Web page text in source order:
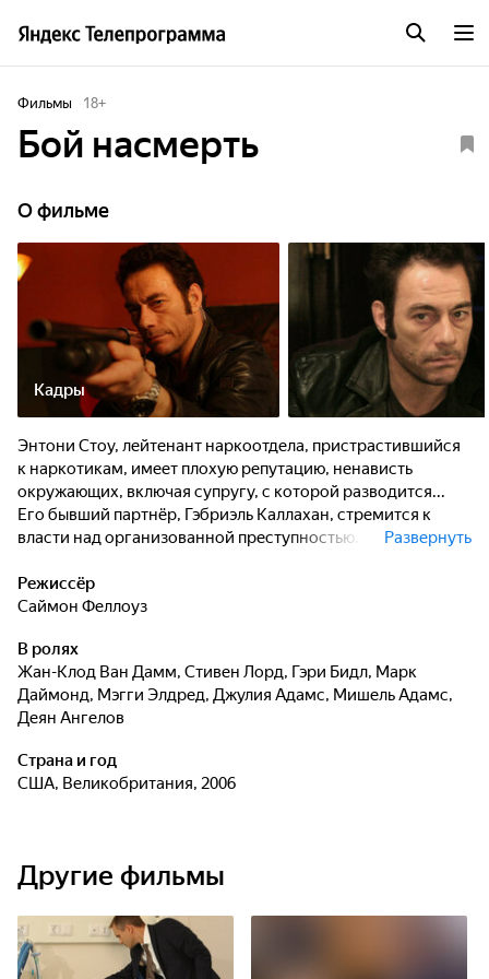
Фильмы 18+
Бой насмерть
О фильме
Кадры
Энтони Стоу, лейтенант наркоотдела, пристрастившийся
к наркотикам, имеет плохую репутацию, ненависть
окружающих, включая супругу, с которой разводится...
Его бывший партнёр, Гэбриэль Каллахан, стремится к
власти над организованной преступностью. Каллахан
ранение и впадает в кому. Но через месяцы он восстаёт, с
одной целью: покончить с бывшим партнёром...
Развернуть
Режиссёр
Саймон Феллоуз
В ролях
Жан-Клод Ван Дамм, Стивен Лорд, Гэри Бидл, Марк
Даймонд, Мэгги Элдред, Джулия Адамс, Мишель Адамс,
Деян Ангелов
Страна и год
США, Великобритания, 2006
Другие фильмы